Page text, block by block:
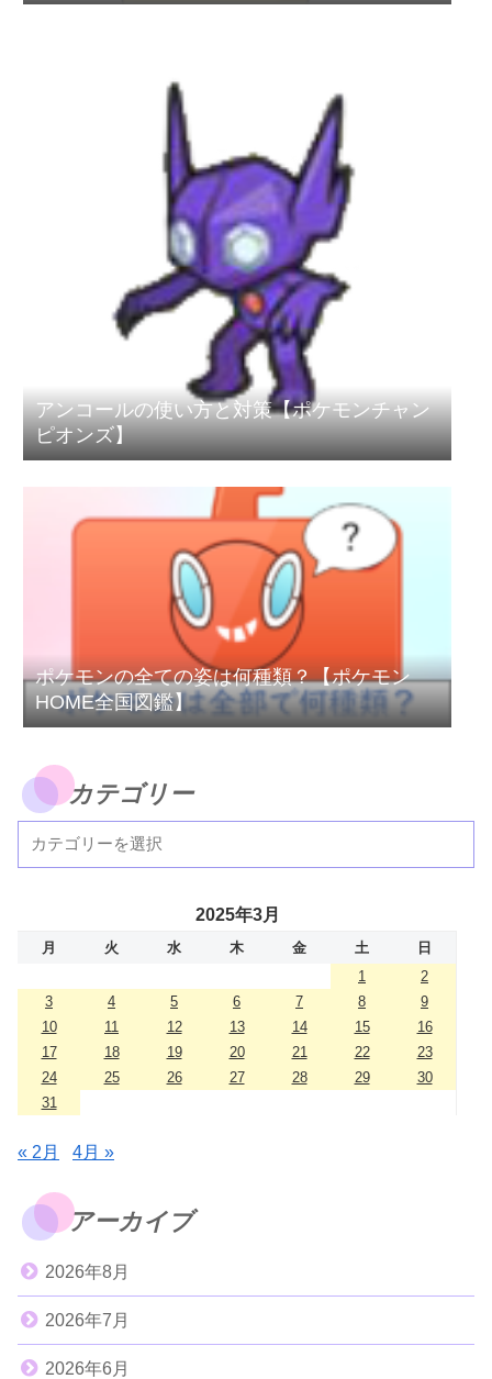
アンコールの使い方と対策【ポケモンチャン
ピオンズ】
ポケモンの全ての姿は何種類？【ポケモン
HOME全国図鑑】
カテゴリー
2025年3月
月 火 水 木 金 土
日
1
2
3
4 5 6 7 8
9
10
11 12 13 14 15
16
17
18 19 20 21 22
23
24
25 26 27 28 29
30
31
« 2月 4月 »
アーカイブ
2026年8月
2026年7月
2026年6月